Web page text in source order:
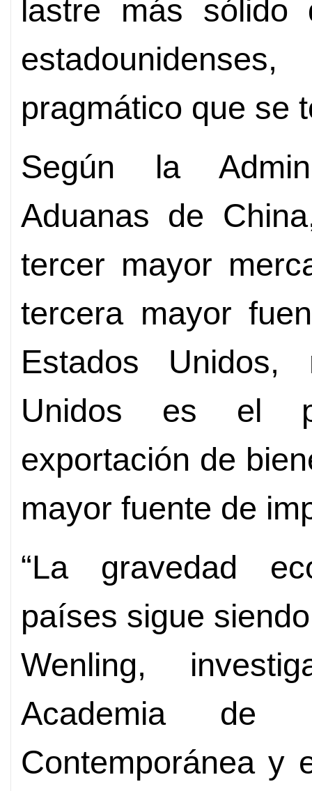
lastre más
pragmático que se
Según la
Aduanas de
tercer mayor
tercera mayor
Estados Unidos,
Unidos es el
exportación de
mayor fuente de
“La gravedad
países sigue
Wenling,
Academia de
Contemporánea y